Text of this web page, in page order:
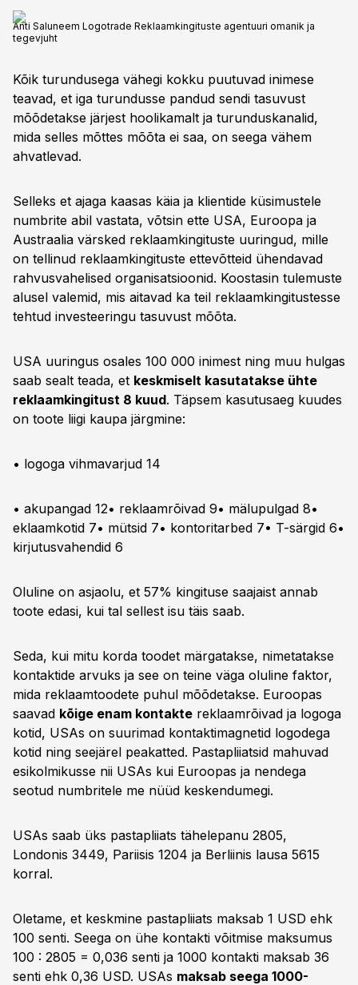
Anti Saluneem Logotrade Reklaamkingituste agentuuri omanik ja
tegevjuht
Kõik turundusega vähegi kokku puutuvad inimese
teavad, et iga turundusse pandud sendi tasuvust
mõõdetakse järjest hoolikamalt ja turunduskanalid,
mida selles mõttes mõõta ei saa, on seega vähem
ahvatlevad.
Selleks et ajaga kaasas käia ja klientide küsimustele
numbrite abil vastata, võtsin ette USA, Euroopa ja
Austraalia värsked reklaamkingituste uuringud, mille
on tellinud reklaamkingituste ettevõtteid ühendavad
rahvusvahelised organisatsioonid. Koostasin tulemuste
alusel valemid, mis aitavad ka teil reklaamkingitustesse
tehtud investeeringu tasuvust mõõta.
USA uuringus osales 100 000 inimest ning muu hulgas
saab sealt teada, et keskmiselt kasutatakse ühte
reklaamkingitust 8 kuud. Täpsem kasutusaeg kuudes
on toote liigi kaupa järgmine:
• logoga vihmavarjud 14
• akupangad 12• reklaamrõivad 9• mälupulgad 8•
eklaamkotid 7• mütsid 7• kontoritarbed 7• T-särgid 6•
kirjutusvahendid 6
Oluline on asjaolu, et 57% kingituse saajaist annab
toote edasi, kui tal sellest isu täis saab.
Seda, kui mitu korda toodet märgatakse, nimetatakse
kontaktide arvuks ja see on teine väga oluline faktor,
mida reklaamtoodete puhul mõõdetakse. Euroopas
saavad kõige enam kontakte reklaamrõivad ja logoga
kotid, USAs on suurimad kontaktimagnetid logodega
kotid ning seejärel peakatted. Pastapliiatsid mahuvad
esikolmikusse nii USAs kui Euroopas ja nendega
seotud numbritele me nüüd keskendumegi.
USAs saab üks pastapliiats tähelepanu 2805,
Londonis 3449, Pariisis 1204 ja Berliinis lausa 5615
korral.
Oletame, et keskmine pastapliiats maksab 1 USD ehk
100 senti. Seega on ühe kontakti võitmise maksumus
100 : 2805 = 0,036 senti ja 1000 kontakti maksab 36
senti ehk 0,36 USD. USAs maksab seega 1000-